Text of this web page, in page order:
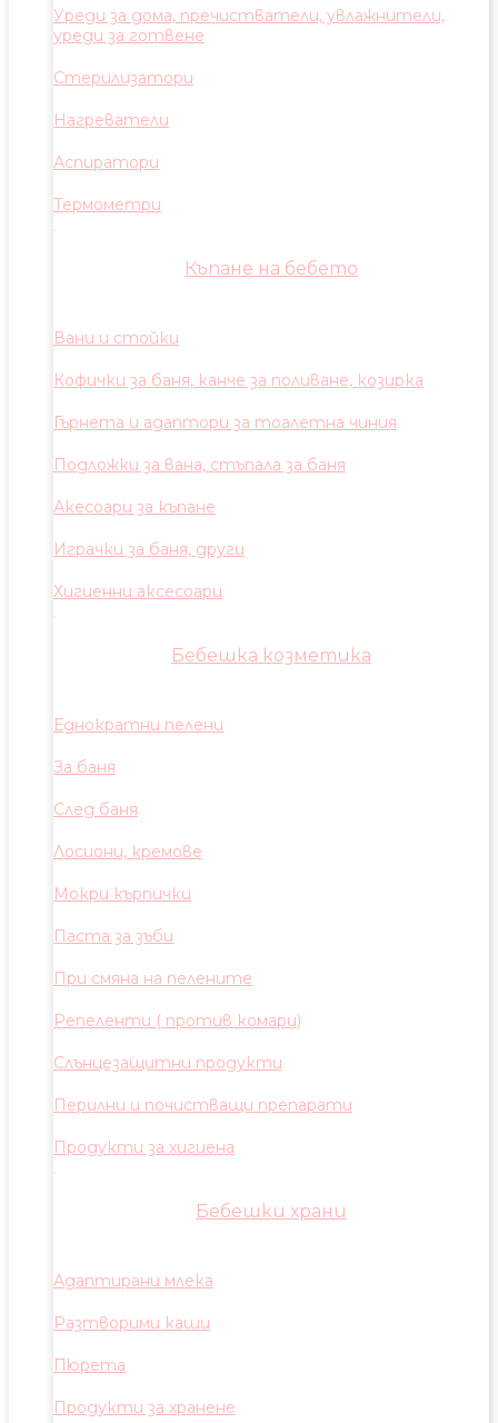
Уреди за дома, пречистватели, увлажнители,
уреди за готвене
Стерилизатори
Нагреватели
Аспиратори
Термометри
Къпане на бебето
Вани и стойки
Кофички за баня, канче за поливане, козирка
Гърнета и адаптори за тоалетна чиния
Подложки за вана, стъпала за баня
Акесоари за къпане
Играчки за баня, други
Хигиенни аксесоари
Бебешка козметика
Еднократни пелени
За баня
След баня
Лосиони, кремове
Мокри кърпички
Паста за зъби
При смяна на пелените
Репеленти ( против комари)
Слънцезащитни продукти
Перилни и почистващи препарати
Продукти за хигиена
Бебешки храни
Адаптирани млека
Разтворими каши
Пюрета
Продукти за хранене